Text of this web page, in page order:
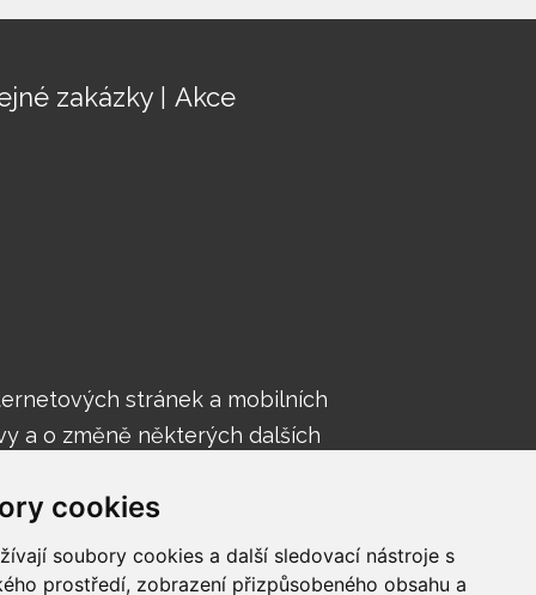
cookies
soubory cookies a další sledovací nástroje s
prostředí, zobrazení přizpůsobeného obsahu a
zakázky Akce
stránek a mobilních
a o změně některých dalších
a mobilních aplikací).